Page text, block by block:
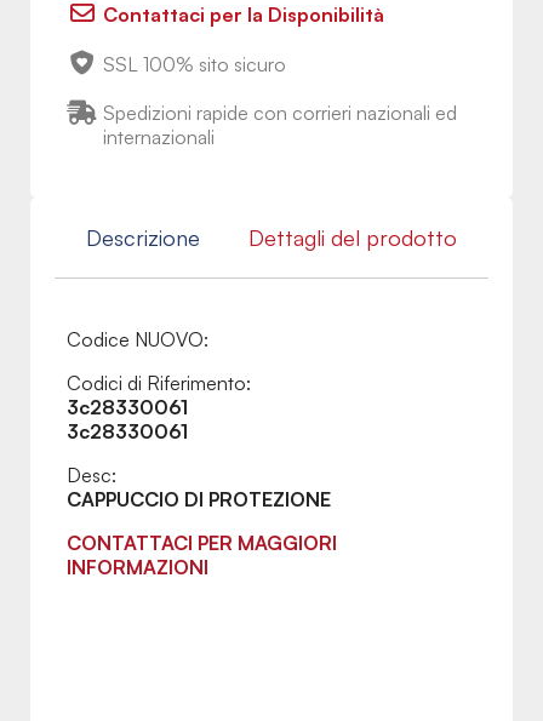
Contattaci per la Disponibilità
SSL 100% sito sicuro
Spedizioni rapide con corrieri nazionali ed
internazionali
Descrizione Dettagli del prodotto
Codice NUOVO:
Codici di Riferimento:
3c28330061
3c28330061
Desc:
CAPPUCCIO DI PROTEZIONE
CONTATTACI PER MAGGIORI
INFORMAZIONI